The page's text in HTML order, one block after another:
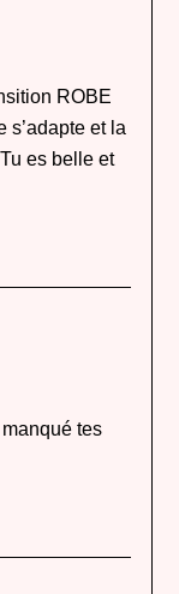
ROBE
s’adapte et la
es belle et
tes